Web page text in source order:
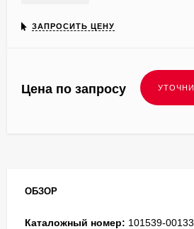
ЗАПРОСИТЬ ЦЕНУ
Цена по запросу
ОБЗОР
Каталожный номер: 101539-00133